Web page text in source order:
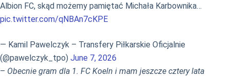
Albion FC, skąd możemy pamiętać Michała Karbownika…
pic.twitter.com/qNBAn7cKPE
— Kamil Pawelczyk – Transfery Piłkarskie Oficjalnie
(@pawelczyk_tpo) June 7, 2026
– Obecnie gram dla 1. FC Koeln i mam jeszcze cztery lata